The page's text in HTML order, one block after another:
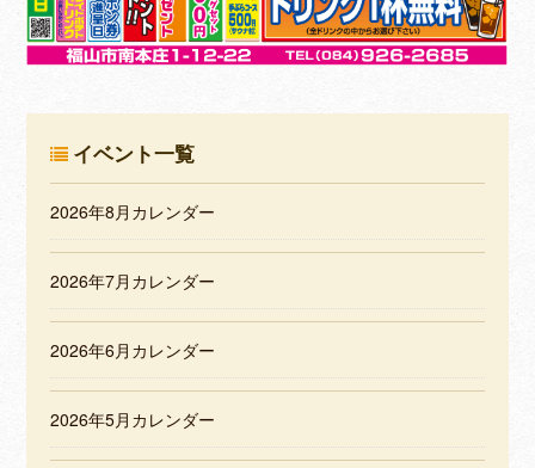
イベント一覧
2026年8月カレンダー
2026年7月カレンダー
2026年6月カレンダー
2026年5月カレンダー